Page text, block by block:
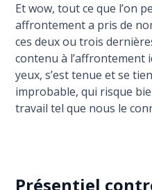
Et wow, tout ce que l’on
affrontement a pris de
ces deux ou trois
contenu à l’affrontement
yeux, s’est tenue et se
improbable, qui risque
travail tel que nous le
Présentiel